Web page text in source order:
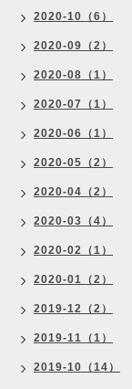
2020-10（6）
2020-09（2）
2020-08（1）
2020-07（1）
2020-06（1）
2020-05（2）
2020-04（2）
2020-03（4）
2020-02（1）
2020-01（2）
2019-12（2）
2019-11（1）
2019-10（14）